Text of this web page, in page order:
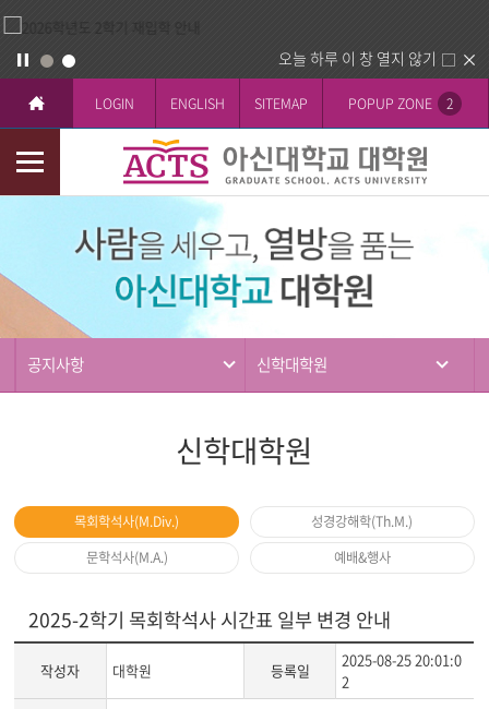
오늘 하루 이 창 열지 않기
LOGIN ENGLISH SITEMAP POPUP ZONE 2
모
바
티
공지사항 신학대학원
신학대학원
목회학석사(M.Div.)
성경강해학(Th.M.)
문학석사(M.A.)
예배&행사
2025-2학기 목회학석사 시간표 일부 변경 안내
작성자 대학원 등록일
2025-08-25 20:01:0
2